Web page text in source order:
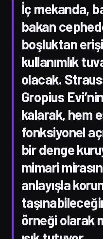
İç mekanda,
bakan
boşluktan
kullanımlık
olacak.
Gropius
kalarak, hem
fonksiyonel
bir denge
mimari
anlayışla
örneği olarak